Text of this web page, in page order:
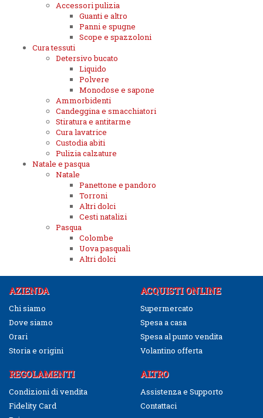
Accessori pulizia
Guanti e altro
Panni e spugne
Scope e spazzoloni
Cura tessuti
Detersivo bucato
Liquido
Polvere
Monodose e sapone
Ammorbidenti
Candeggina e smacchiatori
Stiratura e antitarme
Cura lavatrice
Custodia abiti
Pulizia calzature
Natale e pasqua
Natale
Panettone e pandoro
Torroni
Altri dolci
Cesti natalizi
Pasqua
Colombe
Uova pasquali
Altri dolci
AZIENDA
Chi siamo
Dove siamo
Orari
Storia e origini
ACQUISTI ONLINE
Supermercato
Spesa a casa
Spesa al punto vendita
Volantino offerta
REGOLAMENTI
Condizioni di vendita
Fidelity Card
ALTRO
Assistenza e Supporto
Contattaci